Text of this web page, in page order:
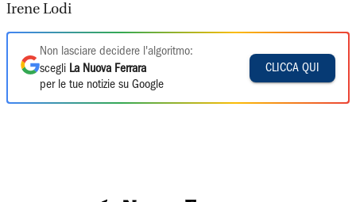
Irene Lodi
Non lasciare decidere l'algoritmo:
scegli La Nuova Ferrara
per le tue notizie su Google
CLICCA QUI